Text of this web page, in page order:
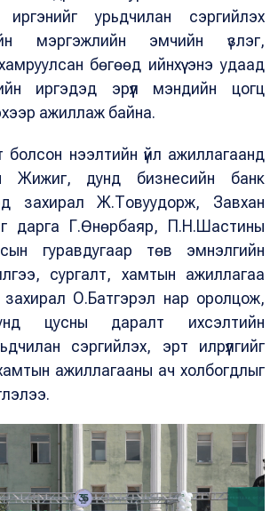
урьдчилан сэргийлэх
мэргэжлийн эмчийн үзлэг,
бөгөөд ийнхүү энэ удаад
иргэдэд эрүүл мэндийн цогц
ажиллаж байна.
болсон нээлтийн үйл ажиллагаанд
Жижиг, дунд бизнесийн банк
захирал Ж.Товуудорж, Завхан
дарга Г.Өнөрбаяр, П.Н.Шастины
гуравдугаар төв эмнэлгийн
сургалт, хамтын ажиллагаа
О.Батгэрэл нар оролцож,
цусны даралт ихсэлтийн
сэргийлэх, эрт илрүүлгийг
хамтын ажиллагааны ач холбогдлыг